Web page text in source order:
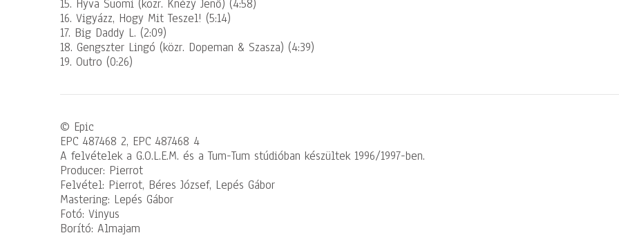
15. Hyvä Suomi (közr. Knézy Jenő) (4:58)
16. Vigyázz, Hogy Mit Teszel! (5:14)
17. Big Daddy L. (2:09)
18. Gengszter Lingó (közr. Dopeman & Szasza) (4:39)
19. Outro (0:26)
© Epic
EPC 487468 2, EPC 487468 4
A felvételek a G.O.L.E.M. és a Tum-Tum stúdióban készültek 1996/1997-ben.
Producer: Pierrot
Felvétel: Pierrot, Béres József, Lepés Gábor
Mastering: Lepés Gábor
Fotó: Vinyus
Borító: Almajam